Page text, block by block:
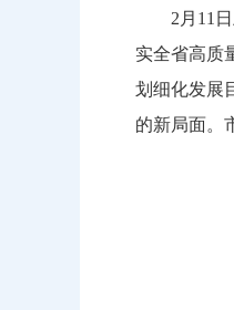
2月11日上
实全省高质
划细化发展
的新局面。